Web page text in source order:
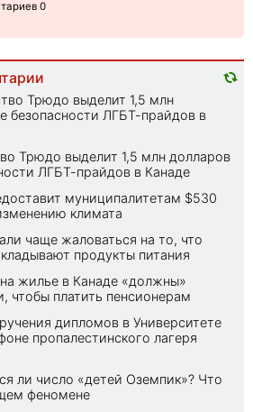
0
Трюдо выделит 1,5 млн
безопасности ЛГБТ-прайдов в
Трюдо выделит 1,5 млн долларов
ЛГБТ-прайдов в Канаде
муниципалитетам $530
климата
чаще жаловаться на то, что
продукты питания
жилье в Канаде «должны»
чтобы платить пенсионерам
дипломов в Университете
пропалестинского лагеря
ли число «детей Оземпик»? Что
феномене